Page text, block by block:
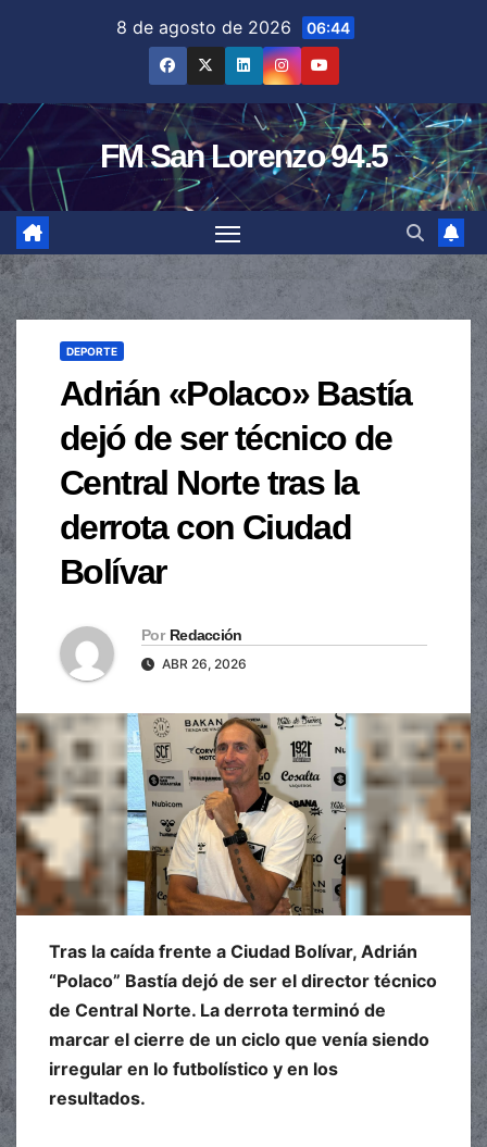
8 de agosto de 2026 06:44
FM San Lorenzo 94.5
DEPORTE
Adrián «Polaco» Bastía
dejó de ser técnico de
Central Norte tras la
derrota con Ciudad
Bolívar
Por Redacción
ABR 26, 2026
Tras la caída frente a Ciudad Bolívar, Adrián
“Polaco” Bastía dejó de ser el director técnico
de Central Norte. La derrota terminó de
marcar el cierre de un ciclo que venía siendo
irregular en lo futbolístico y en los
resultados.